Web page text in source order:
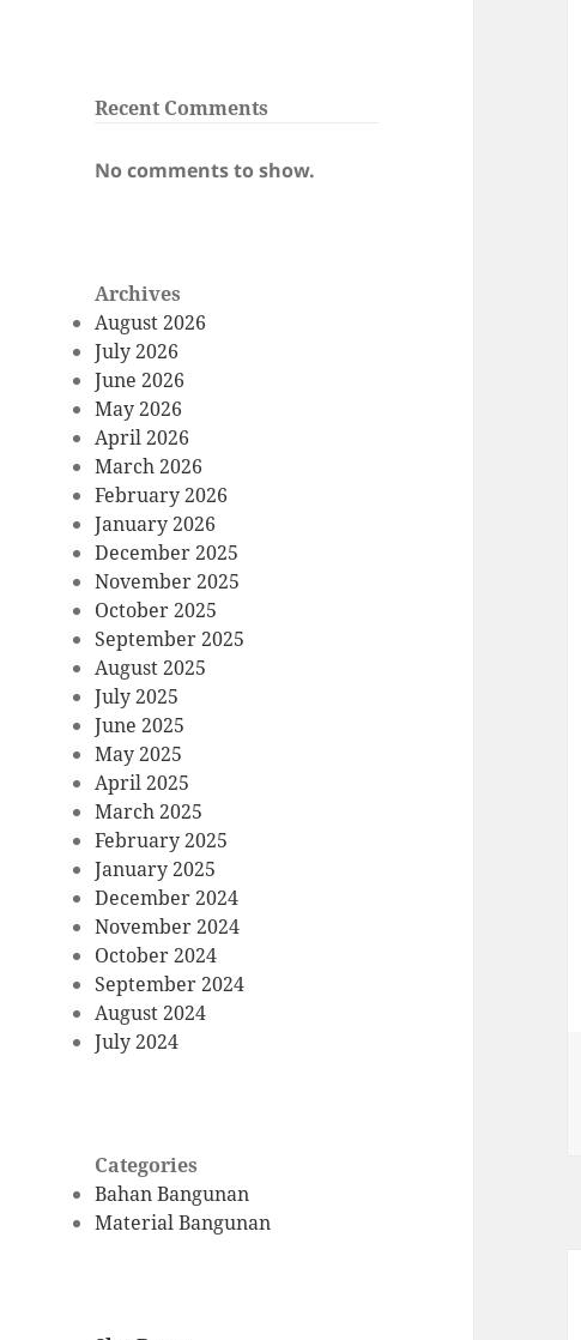
Recent Comments
No comments to show.
Archives
August 2026
July 2026
June 2026
May 2026
April 2026
March 2026
February 2026
January 2026
December 2025
November 2025
October 2025
September 2025
August 2025
July 2025
June 2025
May 2025
April 2025
March 2025
February 2025
January 2025
December 2024
November 2024
October 2024
September 2024
August 2024
July 2024
Categories
Bahan Bangunan
Material Bangunan